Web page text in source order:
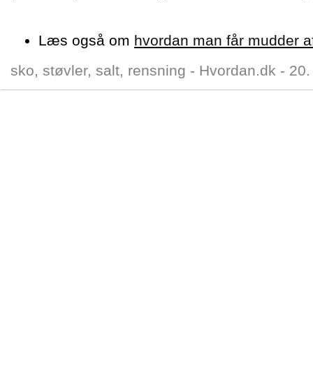
Læs også om hvordan man får mudder
sko, støvler, salt, rensning - Hvordan.dk -